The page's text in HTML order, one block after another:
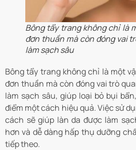
Bông tẩy trang không chỉ là
đơn thuần mà còn đóng vai
làm sạch sâu
Bông tẩy trang không chỉ là một
đơn thuần mà còn đóng vai trò
làm sạch sâu, giúp loại bỏ bụi
điểm một cách hiệu quả. Việc sử
cách sẽ giúp làn da được làm
hơn và dễ dàng hấp thụ dưỡng
tiếp theo.